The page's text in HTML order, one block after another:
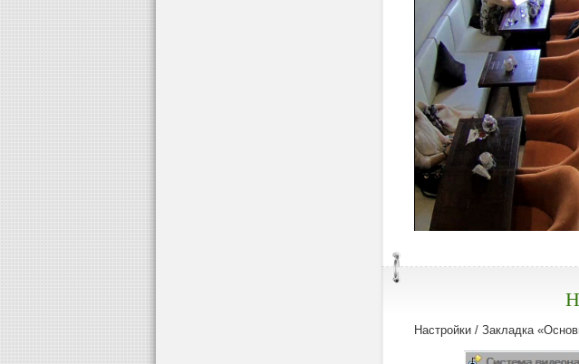
Настройки / Закладка